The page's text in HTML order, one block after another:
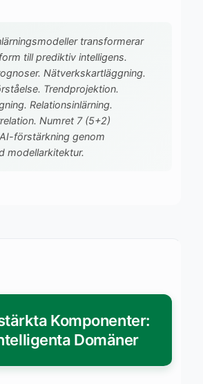
transformerar
till prediktiv intelligens.
Nätverkskartläggning.
Trendprojektion.
Relationsinlärning.
Numret 7 (5+2)
förstärkning genom
modellarkitektur.
Komponenter:
Domäner